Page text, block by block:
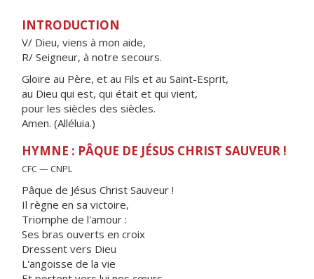
INTRODUCTION
V/ Dieu, viens à mon aide,
R/ Seigneur, à notre secours.
Gloire au Père, et au Fils et au Saint-Esprit,
au Dieu qui est, qui était et qui vient,
pour les siècles des siècles.
Amen. (Alléluia.)
HYMNE : PÂQUE DE JÉSUS CHRIST SAUVEUR !
CFC — CNPL
Pâque de Jésus Christ Sauveur !
Il règne en sa victoire,
Triomphe de l'amour :
Ses bras ouverts en croix
Dressent vers Dieu
L'angoisse de la vie